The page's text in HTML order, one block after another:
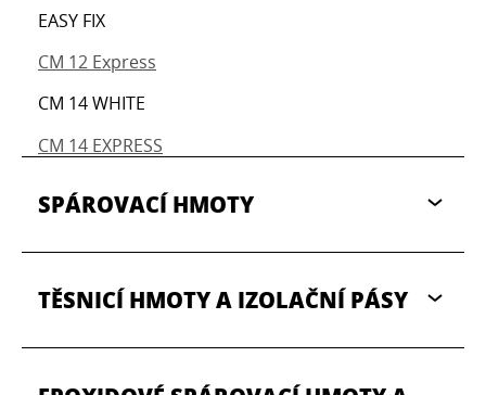
EASY FIX
CM 12 Express
CM 14 WHITE
CM 14 EXPRESS
SPÁROVACÍ HMOTY
TĚSNICÍ HMOTY A IZOLAČNÍ PÁSY